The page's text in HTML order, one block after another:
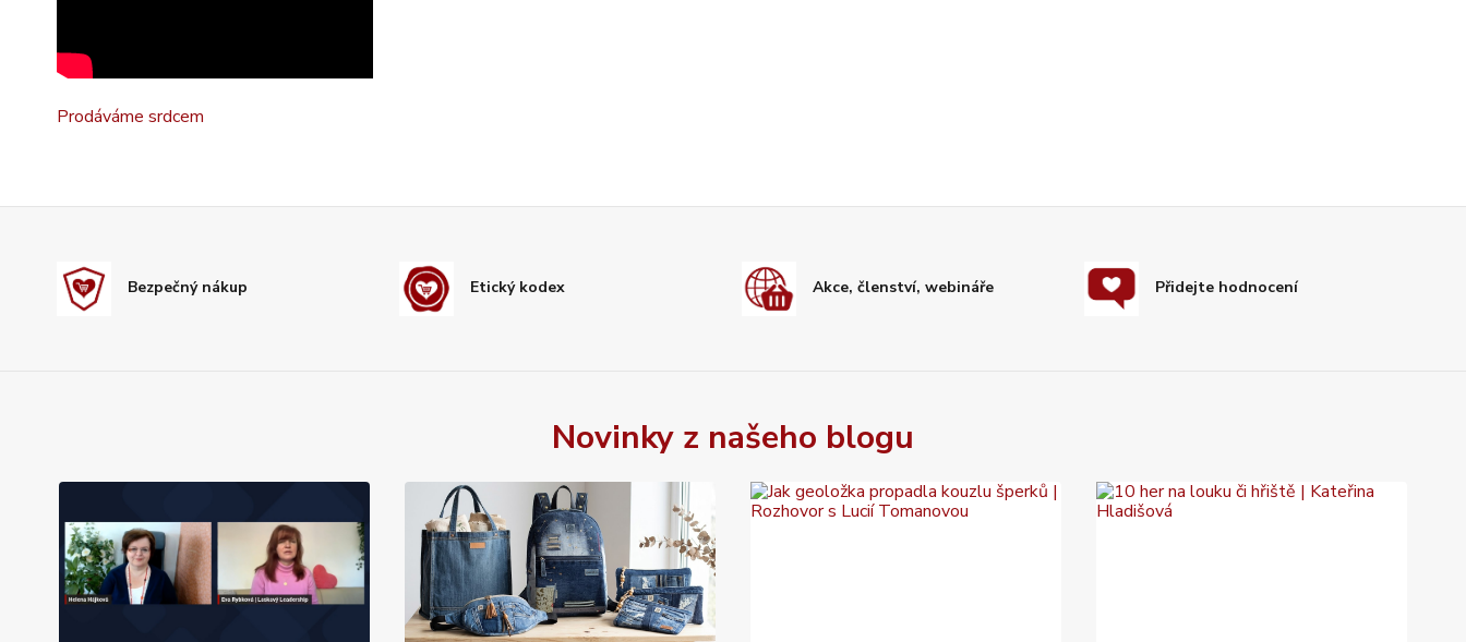
Prodáváme srdcem
Bezpečný nákup Etický kodex Akce, členství, webináře Přidejte hodnocení
Novinky z našeho blogu